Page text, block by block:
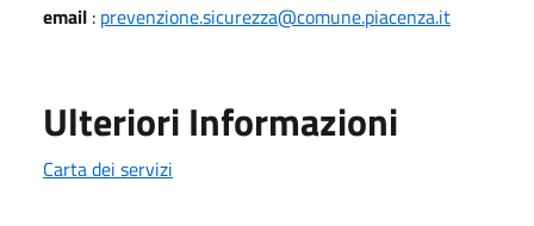
email : prevenzione.sicurezza@comune.piacenza.it
Ulteriori Informazioni
Carta dei servizi